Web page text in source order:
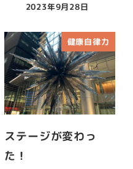
2023年9月28日
健康自律力
ステージが変わっ
た！